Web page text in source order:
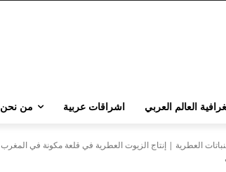
العالم العربي اشراقات عربية من نحن
العطرية | إنتاج الزيوت العطرية في قلعة مكونة في